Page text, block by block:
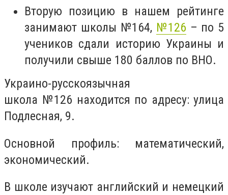
Вторую позицию в нашем рейтинге
занимают школы №164, №126 – по 5
учеников сдали историю Украины и
получили свыше 180 баллов по ВНО.
Украино-русскоязычная
школа №126 находится по адресу: улица
Подлесная, 9.
Основной профиль: математический,
экономический.
В школе изучают английский и немецкий